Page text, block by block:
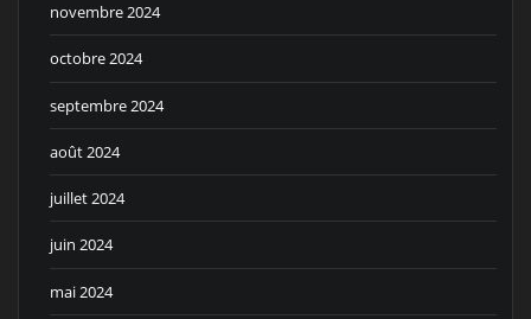
novembre 2024
octobre 2024
septembre 2024
août 2024
juillet 2024
juin 2024
mai 2024